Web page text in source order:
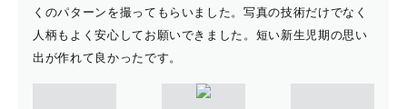
くのパターンを撮ってもらいました。写真の技術だけでなく
人柄もよく安心してお願いできました。短い新生児期の思い
出が作れて良かったです。